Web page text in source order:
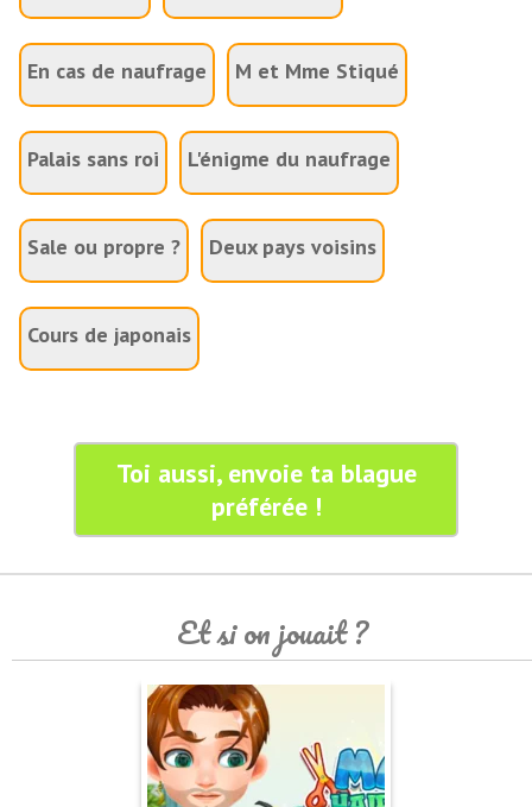
En cas de naufrage M et Mme Stiqué
Palais sans roi L'énigme du naufrage
Sale ou propre ? Deux pays voisins
Cours de japonais
Toi aussi, envoie ta blague
préférée !
Et si on jouait ?